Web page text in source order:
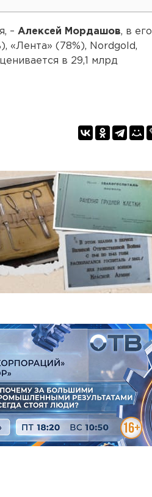
– Алексей Мордашов, в его
«Лента» (78%), Nordgold,
в 29,1 млрд